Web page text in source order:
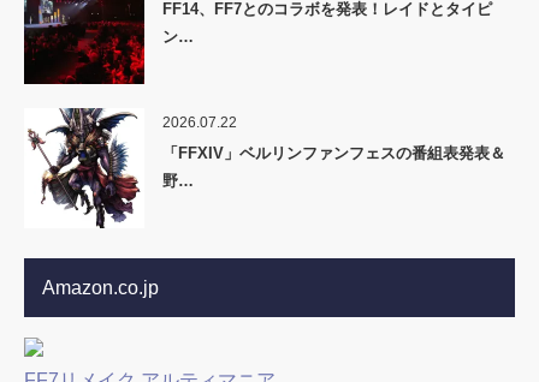
FF14、FF7とのコラボを発表！レイドとタイピ
ン…
2026.07.22
「FFXIV」ベルリンファンフェスの番組表発表＆
野…
Amazon.co.jp